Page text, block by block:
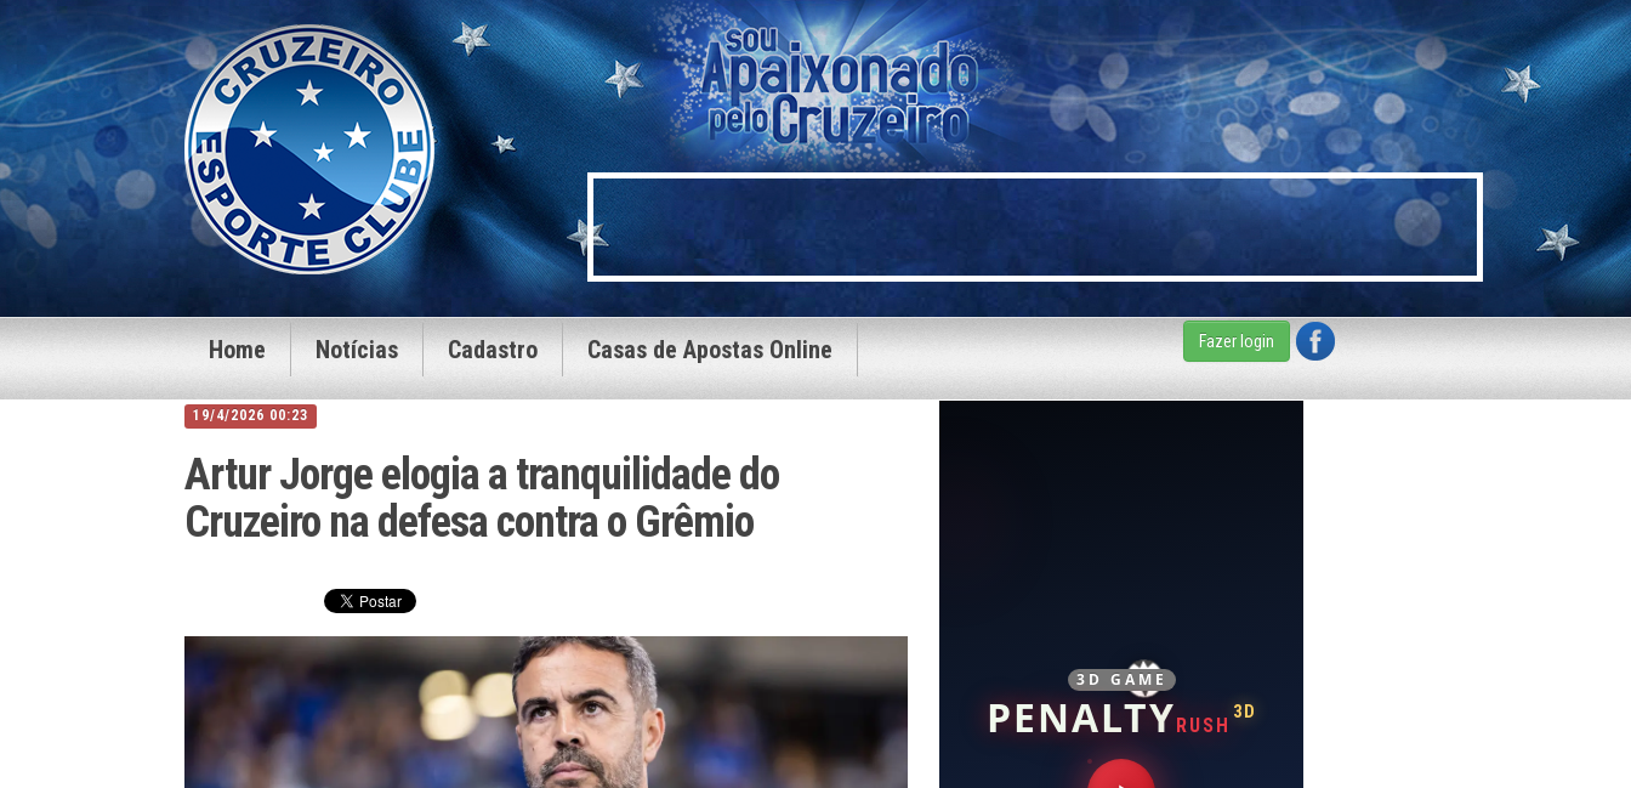
Home Notícias Cadastro Casas de Apostas Online Fazer login
19/4/2026 00:23
Artur Jorge elogia a tranquilidade do
Cruzeiro na defesa contra o Grêmio
3D GAME
PENALTYRUSH
3D